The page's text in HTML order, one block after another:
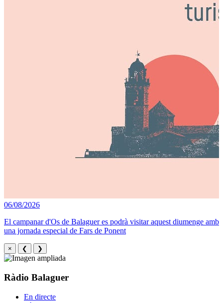
06/08/2026
El campanar d'Os de Balaguer es podrà visitar aquest diumenge amb
una jornada especial de Fars de Ponent
× ❮ ❯
Ràdio Balaguer
En directe